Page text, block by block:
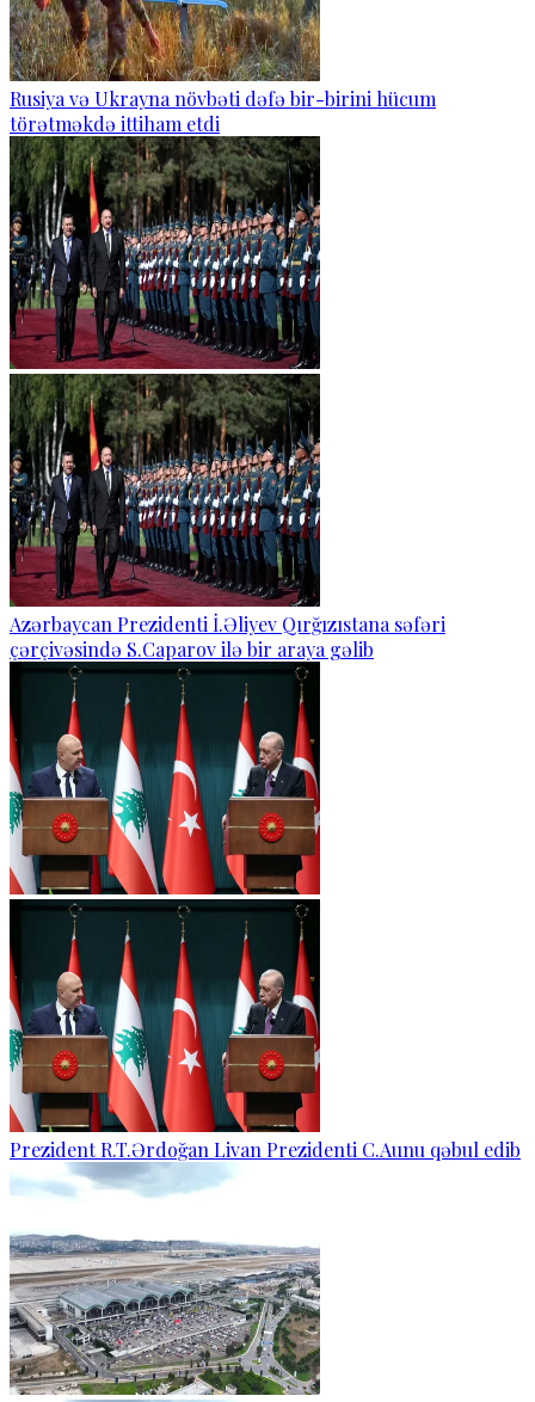
Rusiya və Ukrayna növbəti dəfə bir-birini hücum
törətməkdə ittiham etdi
Azərbaycan Prezidenti İ.Əliyev Qırğızıstana səfəri
çərçivəsində S.Caparov ilə bir araya gəlib
Prezident R.T.Ərdoğan Livan Prezidenti C.Aunu qəbul edib